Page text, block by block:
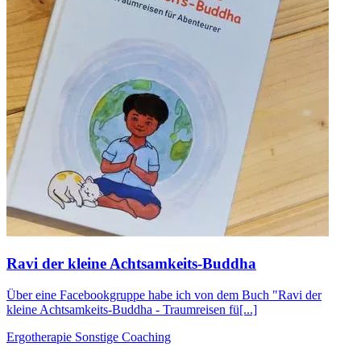
Ravi der kleine Achtsamkeits-Buddha
Über eine Facebookgruppe habe ich von dem Buch "Ravi der
kleine Achtsamkeits-Buddha - Traumreisen fü[...]
Ergotherapie Sonstige Coaching